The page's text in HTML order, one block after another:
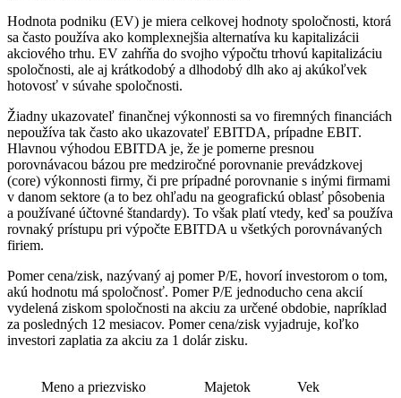
Hodnota podniku (EV) je miera celkovej hodnoty spoločnosti, ktorá
sa často používa ako komplexnejšia alternatíva ku kapitalizácii
akciového trhu. EV zahŕňa do svojho výpočtu trhovú kapitalizáciu
spoločnosti, ale aj krátkodobý a dlhodobý dlh ako aj akúkoľvek
hotovosť v súvahe spoločnosti.
Žiadny ukazovateľ finančnej výkonnosti sa vo firemných financiách
nepoužíva tak často ako ukazovateľ EBITDA, prípadne EBIT.
Hlavnou výhodou EBITDA je, že je pomerne presnou
porovnávacou bázou pre medziročné porovnanie prevádzkovej
(core) výkonnosti firmy, či pre prípadné porovnanie s inými firmami
v danom sektore (a to bez ohľadu na geografickú oblasť pôsobenia
a používané účtovné štandardy). To však platí vtedy, keď sa používa
rovnaký prístupu pri výpočte EBITDA u všetkých porovnávaných
firiem.
Pomer cena/zisk, nazývaný aj pomer P/E, hovorí investorom o tom,
akú hodnotu má spoločnosť. Pomer P/E jednoducho cena akcií
vydelená ziskom spoločnosti na akciu za určené obdobie, napríklad
za posledných 12 mesiacov. Pomer cena/zisk vyjadruje, koľko
investori zaplatia za akciu za 1 dolár zisku.
Meno a priezvisko Majetok Vek